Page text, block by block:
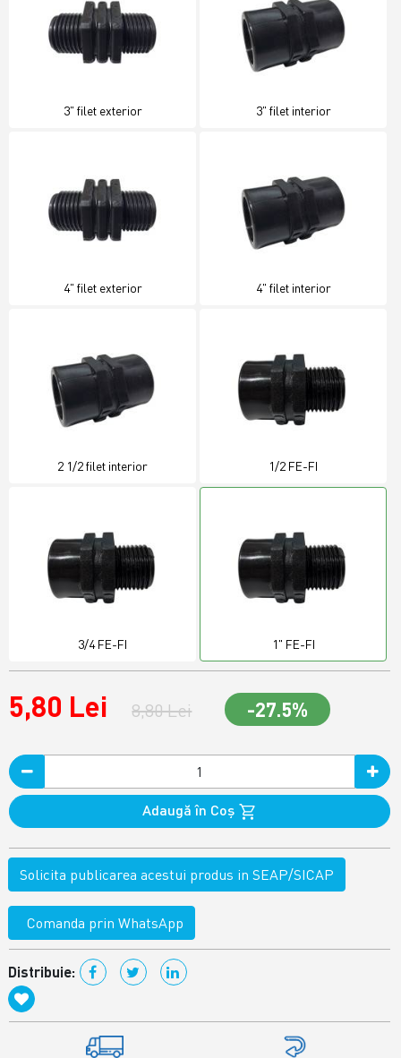
3" filet exterior 3" filet interior
4" filet exterior 4" filet interior
2 1/2 filet interior 1/2 FE-FI
3/4 FE-FI 1" FE-FI
5,80 Lei 8,80 Lei -27.5%
Adaugă în Coş
Solicita publicarea acestui produs in SEAP/SICAP
Comanda prin WhatsApp
Distribuie: